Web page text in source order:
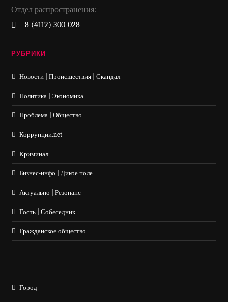
Отдел распространения:
8 (4112) 300-028
РУБРИКИ
Новости | Происшествия | Скандал
Политика | Экономика
Проблема | Общество
Коррупции.net
Криминал
Бизнес-инфо | Дикое поле
Актуально | Резонанс
Гость | Собеседник
Гражданское общество
Город